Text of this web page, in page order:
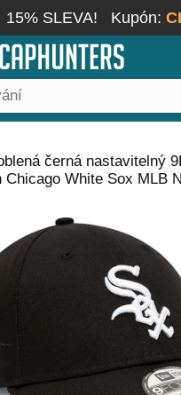
15% SLEVA! Kupón:
černá nastavitelný
Chicago White Sox MLB